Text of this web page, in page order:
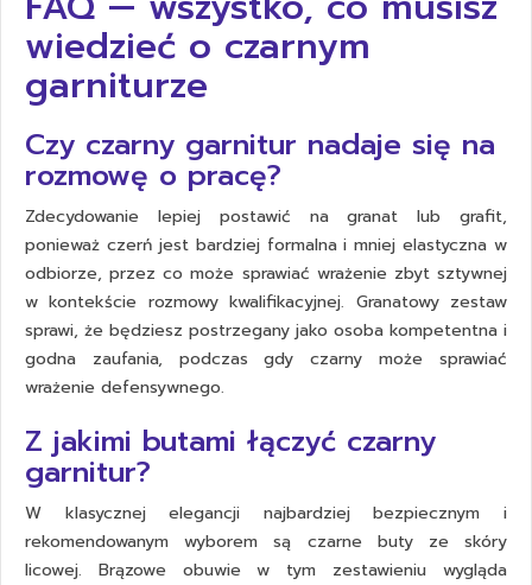
wiedzieć o czarnym
garniturze
Czy czarny garnitur nadaje się na
rozmowę o pracę?
Zdecydowanie lepiej postawić na granat lub grafit,
ponieważ czerń jest bardziej formalna i mniej elastyczna w
odbiorze, przez co może sprawiać wrażenie zbyt sztywnej
w kontekście rozmowy kwalifikacyjnej. Granatowy zestaw
sprawi, że będziesz postrzegany jako osoba kompetentna i
godna zaufania, podczas gdy czarny może sprawiać
wrażenie defensywnego.
Z jakimi butami łączyć czarny
garnitur?
W klasycznej elegancji najbardziej bezpiecznym i
rekomendowanym wyborem są czarne buty ze skóry
licowej. Brązowe obuwie w tym zestawieniu wygląda